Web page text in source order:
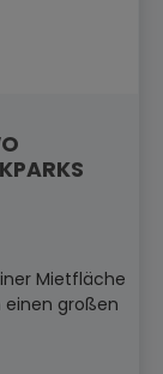
Mietfläche
einen großen